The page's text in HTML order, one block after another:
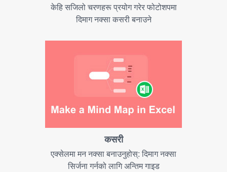
केहि सजिलो चरणहरू प्रयोग गरेर फोटोशपमा
दिमाग नक्सा कसरी बनाउने
कसरी
एक्सेलमा मन नक्सा बनाउनुहोस्: दिमाग नक्सा
सिर्जना गर्नको लागि अन्तिम गाइड